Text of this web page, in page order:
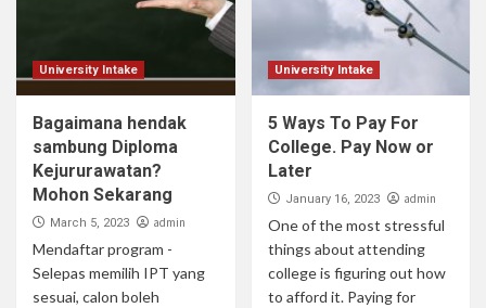
University Intake
Bagaimana hendak
sambung Diploma
Kejururawatan?
Mohon Sekarang
March 5, 2023 admin
Mendaftar program -
Selepas memilih IPT yang
sesuai, calon boleh
University Intake
5 Ways To Pay For
College. Pay Now or
Later
January 16, 2023 admin
One of the most stressful
things about attending
college is figuring out how
to afford it. Paying for